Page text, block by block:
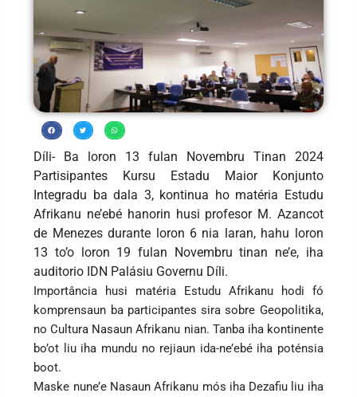
Díli- Ba loron 13 fulan Novembru Tinan 2024
Partisipantes Kursu Estadu Maior Konjunto
Integradu ba dala 3, kontinua ho matéria Estudu
Afrikanu ne’ebé hanorin husi profesor M. Azancot
de Menezes durante loron 6 nia laran, hahu loron
13 to’o loron 19 fulan Novembru tinan ne’e, iha
auditorio IDN Palásiu Governu Díli.
Importância husi matéria Estudu Afrikanu hodi fó
komprensaun ba participantes sira sobre Geopolitika,
no Cultura Nasaun Afrikanu nian. Tanba iha kontinente
bo’ot liu iha mundu no rejiaun ida-ne’ebé iha poténsia
boot.
Maske nune’e Nasaun Afrikanu mós iha Dezafiu liu iha